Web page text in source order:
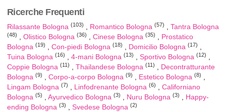
Ricerche Frequenti
Rilassante Bologna (103) Romantico Bologna (57) Tantra Bologna
(48) Olistico Bologna (36) Cinese Bologna (35)
Prostatico
Bologna (19) Con-piedi Bologna (18) Domicilio Bologna (17)
Tuina Bologna (16) 4-mani Bologna (13) Sportivo Bologna (12)
Coppie Bologna (11) Thailandese Bologna (11)
Decontratturante
Bologna (9) Corpo-a-corpo Bologna (9) Estetico Bologna (8)
Lingam Bologna (7) Linfodrenante Bologna (6)
Californiano
Bologna (5) Ayurvedico Bologna (3) Nuru Bologna (3)
Happy-
ending Bologna (3) Svedese Bologna (2)